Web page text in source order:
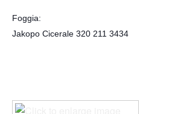
Foggia:
Jakopo Cicerale 320 211 3434